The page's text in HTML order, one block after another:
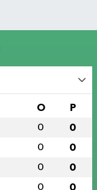
O P
0 0
0 0
0 0
0 0